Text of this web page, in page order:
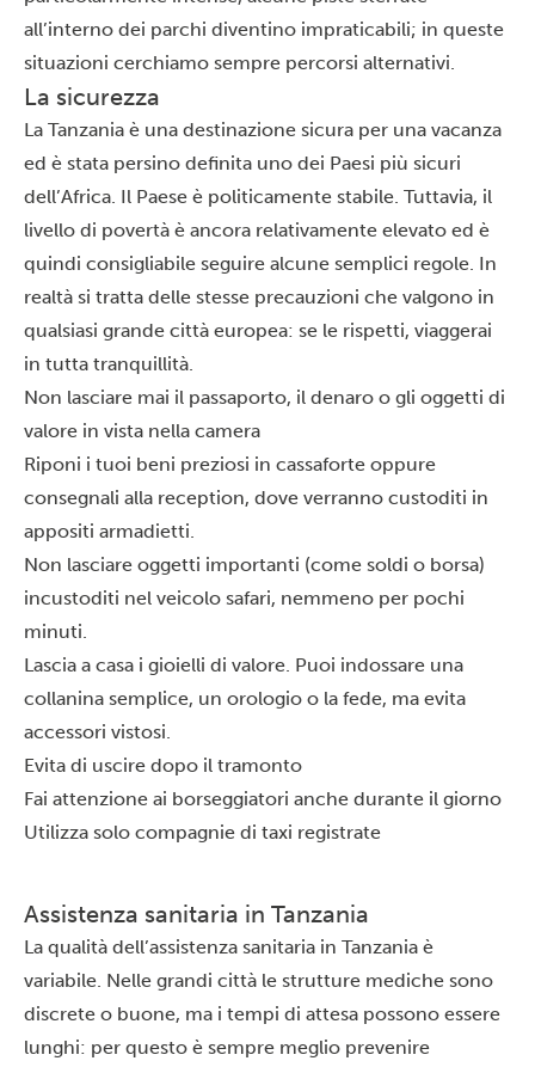
all’interno dei parchi diventino impraticabili; in queste
situazioni cerchiamo sempre percorsi alternativi.
La sicurezza
La Tanzania è una destinazione sicura per una vacanza
ed è stata persino definita uno dei Paesi più sicuri
dell’Africa. Il Paese è politicamente stabile. Tuttavia, il
livello di povertà è ancora relativamente elevato ed è
quindi consigliabile seguire alcune semplici regole. In
realtà si tratta delle stesse precauzioni che valgono in
qualsiasi grande città europea: se le rispetti, viaggerai
in tutta tranquillità.
Non lasciare mai il passaporto, il denaro o gli oggetti di
valore in vista nella camera
Riponi i tuoi beni preziosi in cassaforte oppure
consegnali alla reception, dove verranno custoditi in
appositi armadietti.
Non lasciare oggetti importanti (come soldi o borsa)
incustoditi nel veicolo safari, nemmeno per pochi
minuti.
Lascia a casa i gioielli di valore. Puoi indossare una
collanina semplice, un orologio o la fede, ma evita
accessori vistosi.
Evita di uscire dopo il tramonto
Fai attenzione ai borseggiatori anche durante il giorno
Utilizza solo compagnie di taxi registrate
Assistenza sanitaria in Tanzania
La qualità dell’assistenza sanitaria in Tanzania è
variabile. Nelle grandi città le strutture mediche sono
discrete o buone, ma i tempi di attesa possono essere
lunghi: per questo è sempre meglio prevenire